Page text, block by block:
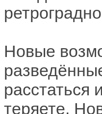
Новые
расстаться
теряете.